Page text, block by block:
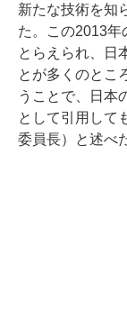
新たな技術を知
た。この2013年
とらえられ、日
とが多くのとこ
うことで、日本
として引用して
委員長）と述べ